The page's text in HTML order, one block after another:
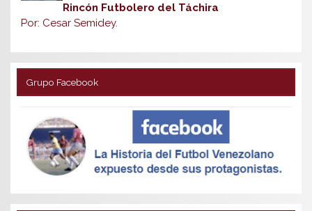
Rincón Futbolero del Táchira
Por: Cesar Semidey.
Grupo Facebook